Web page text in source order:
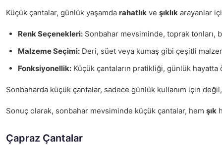
Küçük çantalar, günlük yaşamda rahatlık ve şıklık arayanlar
Renk Seçenekleri: Sonbahar mevsiminde, toprak tonları,
Malzeme Seçimi: Deri, süet veya kumaş gibi çeşitli
Fonksiyonellik: Küçük çantaların pratikliği, günlük
Sonbaharda küçük çantalar, sadece günlük kullanım için
Sonuç olarak, sonbahar mevsiminde küçük çantalar, hem şık
Çapraz Çantalar